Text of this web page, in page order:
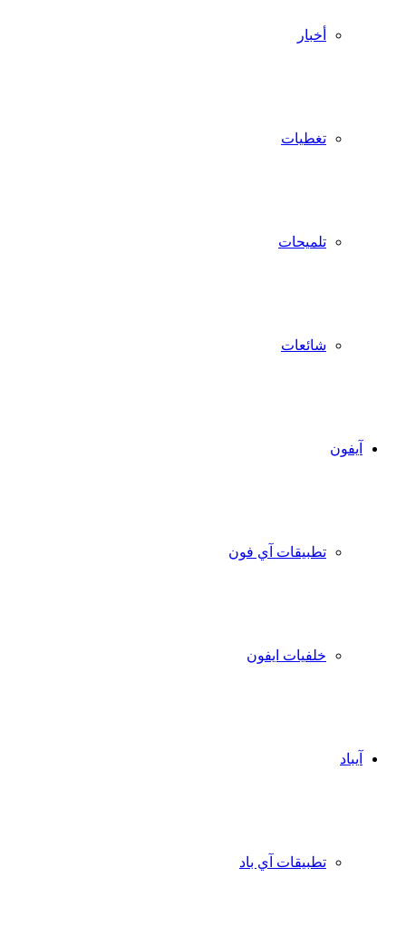
أخبار
تغطيات
تلميحات
شائعات
آيفون
تطبيقات آي فون
خلفيات ايفون
آيباد
تطبيقات آي باد